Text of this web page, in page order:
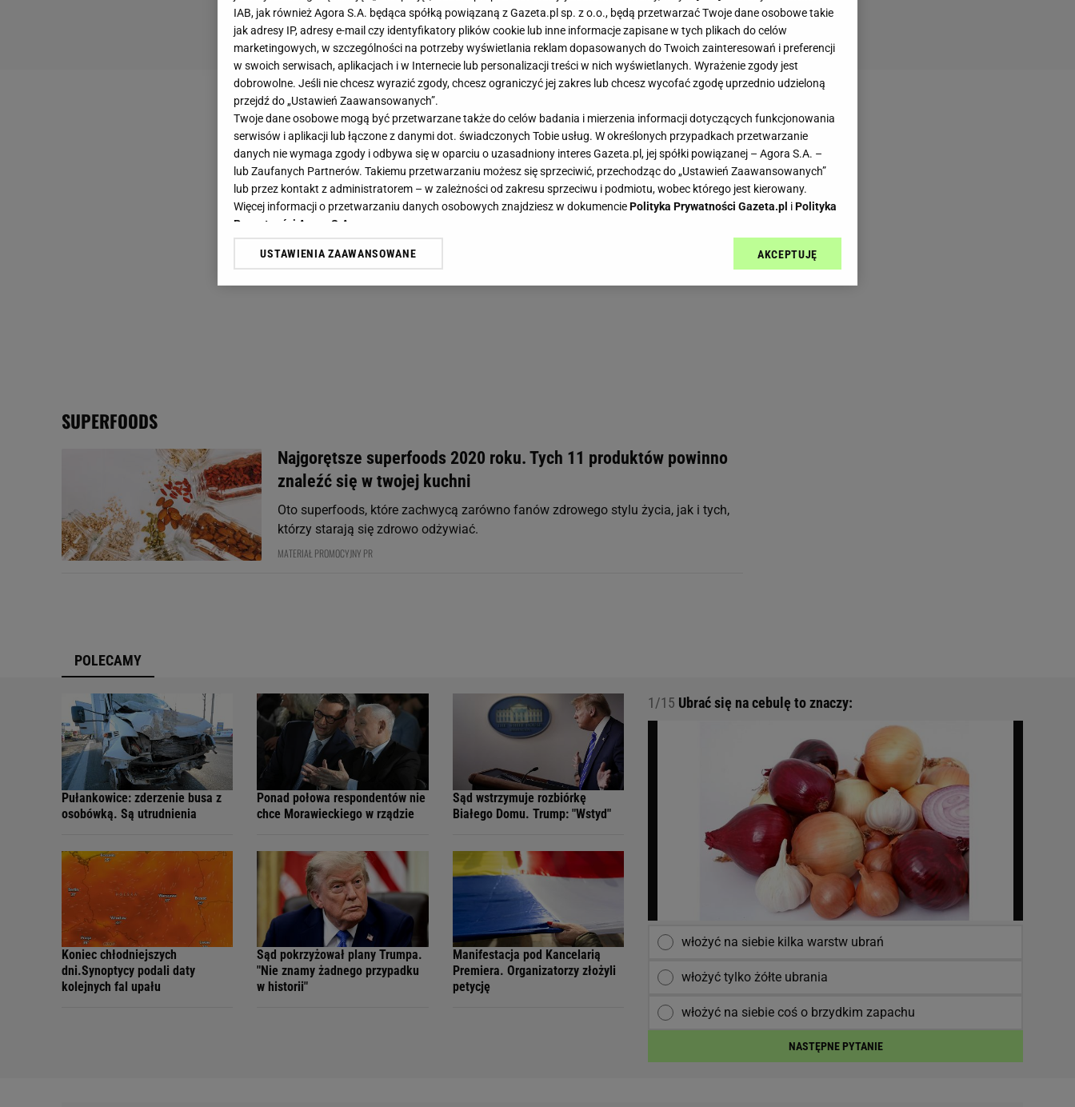
SUPERFOODS
Najgorętsze superfoods 2020 roku. Tych 11 produktów powinno
znaleźć się w twojej kuchni
Oto superfoods, które zachwycą zarówno fanów zdrowego stylu życia, jak i tych,
którzy starają się zdrowo odżywiać.
MATERIAŁ PROMOCYJNY PR
POLECAMY
Pułankowice: zderzenie busa z
osobówką. Są utrudnienia
Ponad połowa respondentów nie
chce Morawieckiego w rządzie
Sąd wstrzymuje rozbiórkę
Białego Domu. Trump: "Wstyd"
Koniec chłodniejszych
dni.Synoptycy podali daty
kolejnych fal upału
Sąd pokrzyżował plany Trumpa.
"Nie znamy żadnego przypadku
w historii"
Manifestacja pod Kancelarią
Premiera. Organizatorzy złożyli
petycję
1/15 Ubrać się na cebulę to znaczy:
włożyć na siebie kilka warstw ubrań
włożyć tylko żółte ubrania
włożyć na siebie coś o brzydkim zapachu
NASTĘPNE PYTANIE
IAB, jak również Agora S.A. będąca spółką powiązaną z Gazeta.pl sp. z o.o., będą przetwarzać Twoje dane osobowe takie
jak adresy IP, adresy e-mail czy identyfikatory plików cookie lub inne informacje zapisane w tych plikach do celów
marketingowych, w szczególności na potrzeby wyświetlania reklam dopasowanych do Twoich zainteresowań i preferencji
w swoich serwisach, aplikacjach i w Internecie lub personalizacji treści w nich wyświetlanych. Wyrażenie zgody jest
dobrowolne. Jeśli nie chcesz wyrazić zgody, chcesz ograniczyć jej zakres lub chcesz wycofać zgodę uprzednio udzieloną
przejdź do „Ustawień Zaawansowanych”.
Twoje dane osobowe mogą być przetwarzane także do celów badania i mierzenia informacji dotyczących funkcjonowania
serwisów i aplikacji lub łączone z danymi dot. świadczonych Tobie usług. W określonych przypadkach przetwarzanie
danych nie wymaga zgody i odbywa się w oparciu o uzasadniony interes Gazeta.pl, jej spółki powiązanej – Agora S.A. –
lub Zaufanych Partnerów. Takiemu przetwarzaniu możesz się sprzeciwić, przechodząc do „Ustawień Zaawansowanych”
lub przez kontakt z administratorem – w zależności od zakresu sprzeciwu i podmiotu, wobec którego jest kierowany.
Więcej informacji o przetwarzaniu danych osobowych znajdziesz w dokumenciePolityka Prywatności Gazeta.pl iPolityka
Prywatności Agora S.A.
Klikając „Akceptuję” wyrażasz też zgodę na zainstalowanie i przechowywanie plików cookie Gazeta.pl sp. z o.o., jej
USTAWIENIA ZAAWANSOWANE AKCEPTUJĘ